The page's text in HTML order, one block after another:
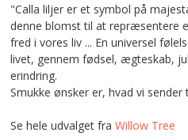
"Calla liljer er et symbol på
denne blomst til at repræsentere
fred i vores liv ... En universel
livet, gennem fødsel, ægteskab,
erindring.
Smukke ønsker er, hvad vi
Se hele udvalget fra Willow Tree